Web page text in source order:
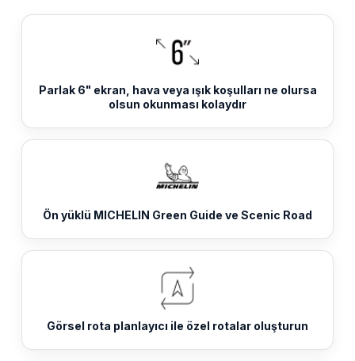
Parlak 6" ekran, hava veya ışık koşulları ne olursa
olsun okunması kolaydır
Ön yüklü MICHELIN Green Guide ve Scenic Road
Görsel rota planlayıcı ile özel rotalar oluşturun